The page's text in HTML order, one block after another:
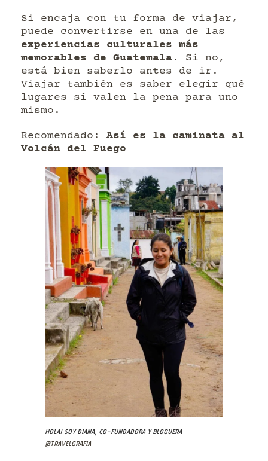
Si encaja con tu forma de viajar,
puede convertirse en una de las
experiencias culturales más
memorables de Guatemala . Si no,
está bien saberlo antes de ir.
Viajar también es saber elegir qué
lugares sí valen la pena para uno
mismo.
Recomendado: Así es la caminata al
Volcán del Fuego
Hola! Soy Diana, co-fundadora y bloguera
@travelgrafia